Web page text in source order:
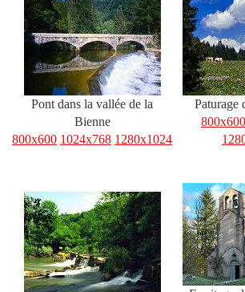
Pont dans la vallée de la
Bienne
800x600 1024x768 1280x1024
Paturage
800x600